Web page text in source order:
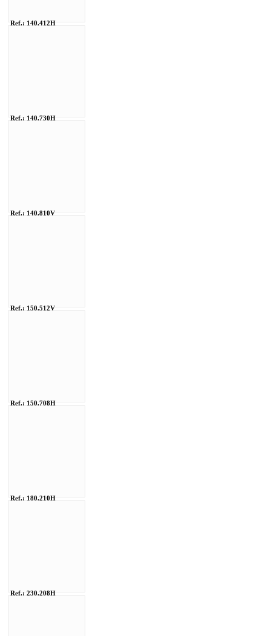
Ref.: 140.412H
Ref.: 140.730H
Ref.: 140.810V
Ref.: 150.512V
Ref.: 150.708H
Ref.: 180.210H
Ref.: 230.208H